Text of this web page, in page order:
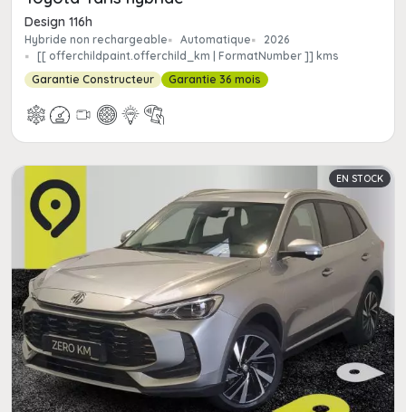
Design 116h
Hybride non rechargeable Automatique
2026
[[ offerchildpaint.offerchild_km | FormatNumber ]] kms
Garantie Constructeur
Garantie 36 mois
EN STOCK